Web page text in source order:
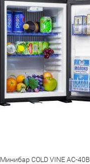
Минибар COLD VINE AC-40B